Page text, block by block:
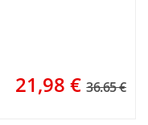
21,98 € 36.65 €